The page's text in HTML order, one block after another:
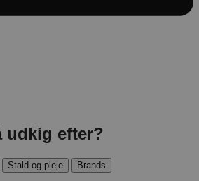
udkig efter?
Stald og pleje Brands